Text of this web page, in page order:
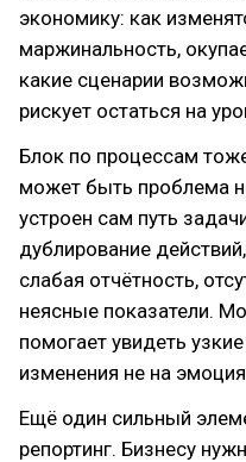
экономику: как
маржинальность,
какие сценарии
рискует остаться на
Блок по процессам
может быть проблема
устроен сам путь
дублирование
слабая отчётность,
неясные показатели.
помогает увидеть
изменения не на
Ещё один сильный
репортинг. Бизнесу